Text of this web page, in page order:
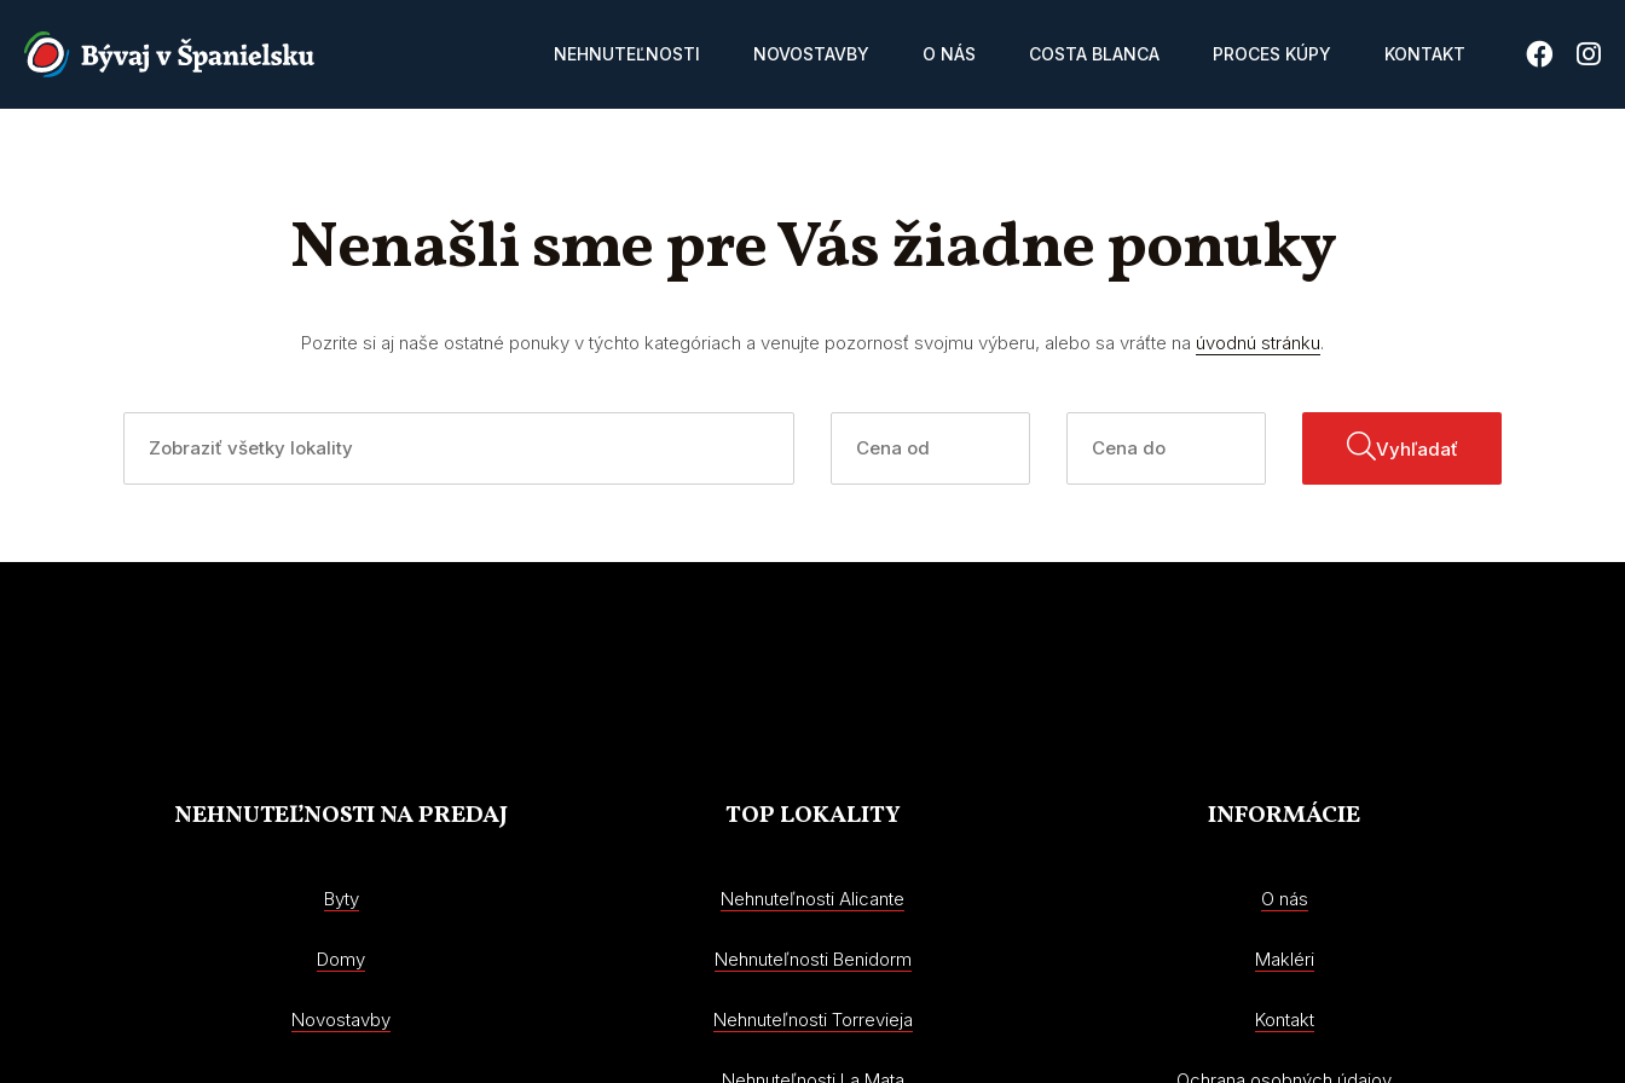
NEHNUTEĽNOSTI NOVOSTAVBY O NÁS COSTA BLANCA PROCES KÚPY KONTAKT
Nenašli sme pre Vás žiadne ponuky
Pozrite si aj naše ostatné ponuky v týchto kategóriach a venujte pozornosť svojmu výberu, alebo sa vráťte na úvodnú stránku.
Vyhľadať
NEHNUTEĽNOSTI NA PREDAJ
Byty
Domy
Novostavby
TOP LOKALITY
Nehnuteľnosti Alicante
Nehnuteľnosti Benidorm
Nehnuteľnosti Torrevieja
INFORMÁCIE
O nás
Makléri
Kontakt